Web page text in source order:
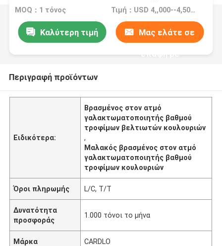
βελτιωτών κουλουριών καλύτερα η γλουτένη
και μαλακώνει το βρασμένο κουλούρι
MOQ：1 τόνος Τιμή：USD 4,,000--4,500/ton FOB Port Guangzhou
Καλύτερη τιμή Μας ελάτε σε
επαφή με
Περιγραφή προϊόντων
Ειδικότερα:
Βρασμένος στον ατμό
γαλακτωματοποιητής βαθμού
τροφίμων βελτιωτών κουλουριών
,
Μαλακός βρασμένος στον ατμό
γαλακτωματοποιητής βαθμού
τροφίμων κουλουριών
Όροι πληρωμής L/C, T/T
Δυνατότητα
προσφοράς
1.000 τόνοι το μήνα
Μάρκα CARDLO